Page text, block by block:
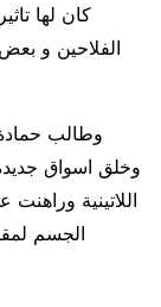
كان لها
الفلاحين و
وطالب
وخلق اسواق
اللاتينية
الجسم